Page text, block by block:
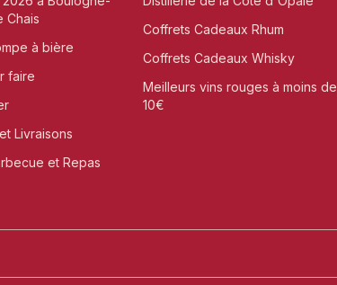
Chais
à bière
faire
Livraisons
et Repas
Coffrets Cadeaux Rhum
Coffrets Cadeaux Whisky
Meilleurs vins rouges à moins de
10€